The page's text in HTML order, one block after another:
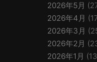
2026年5月
2026年4月
2026年3月
2026年2月
2026年1月